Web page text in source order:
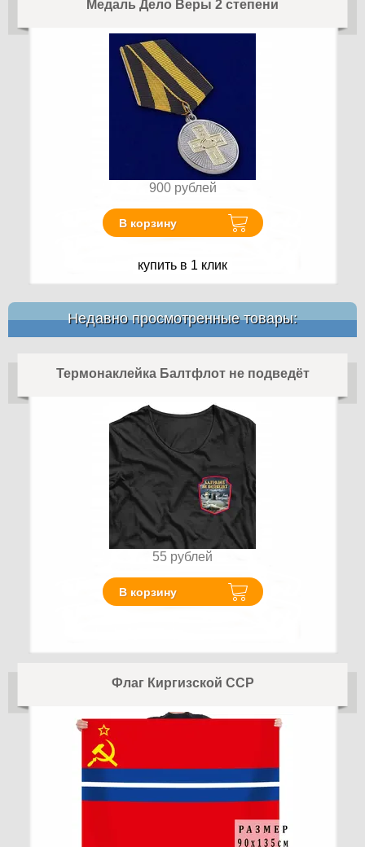
Медаль Дело Веры 2 степени
900 рублей
В корзину
купить в 1 клик
Недавно просмотренные товары:
Термонаклейка Балтфлот не подведёт
55 рублей
В корзину
Флаг Киргизской ССР